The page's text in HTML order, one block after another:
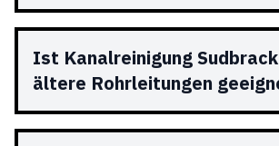
Ist Kanalreinigung
ältere Rohrleitungen